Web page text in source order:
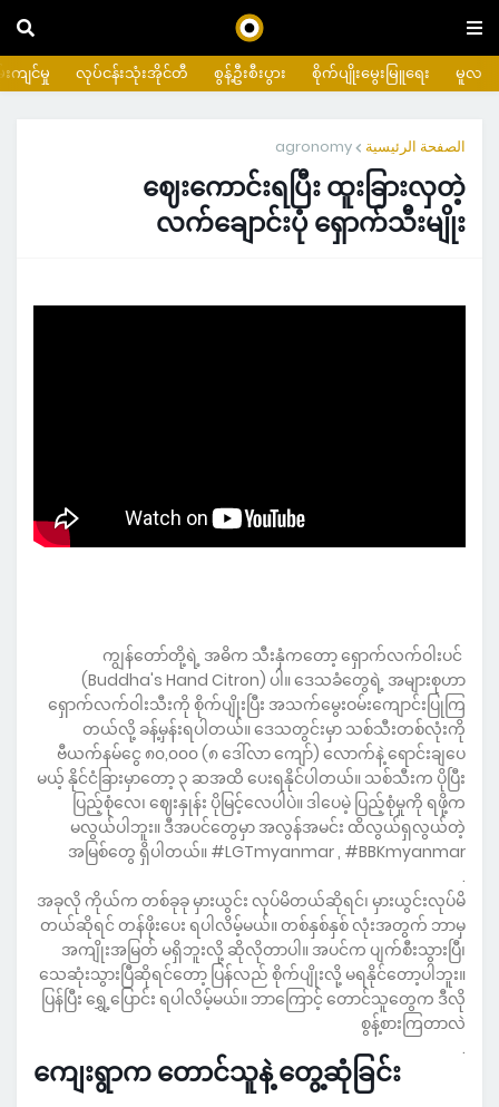
မူလ
စိုက်ပျိုးမွေးမြူရေး
စွန့်ဦးစီးပွား
လုပ်ငန်းသုံးအိုင်တီ
ကျင်မှု
الصفحة الرئيسية agronomy
ဈေးကောင်းရပြီး ထူးခြားလှတဲ့
လက်ချောင်းပုံ ရှောက်သီးမျိုး
ကျွန်တော်တို့ရဲ့ အဓိက သီးနှံကတော့ ရှောက်လက်ဝါးပင်
(Buddha's Hand Citron) ပါ။ ဒေသခံတွေရဲ့ အများစုဟာ
ရှောက်လက်ဝါးသီးကို စိုက်ပျိုးပြီး အသက်မွေးဝမ်းကျောင်းပြုကြ
တယ်လို့ ခန့်မှန်းရပါတယ်။ ဒေသတွင်းမှာ သစ်သီးတစ်လုံးကို
ဗီယက်နမ်ငွေ ၈၀,၀၀၀ (၈ ဒေါ်လာ ကျော်) လောက်နဲ့ ရောင်းချပေ
မယ့် နိုင်ငံခြားမှာတော့ ၃ ဆအထိ ပေးရနိုင်ပါတယ်။ သစ်သီးက ပိုပြီး
ပြည့်စုံလေ၊ ဈေးနှုန်း ပိုမြင့်လေပါပဲ။ ဒါပေမဲ့ ပြည့်စုံမှုကို ရဖို့က
မလွယ်ပါဘူး။ ဒီအပင်တွေမှာ အလွန်အမင်း ထိလွယ်ရှလွယ်တဲ့
အမြစ်တွေ ရှိပါတယ်။ #LGTmyanmar , #BBKmyanmar
.
အခုလို ကိုယ်က တစ်ခုခု မှားယွင်း လုပ်မိတယ်ဆိုရင်၊ မှားယွင်းလုပ်မိ
တယ်ဆိုရင် တန်ဖိုးပေး ရပါလိမ့်မယ်။ တစ်နှစ်နှစ် လုံးအတွက် ဘာမှ
အကျိုးအမြတ် မရှိဘူးလို့ ဆိုလိုတာပါ။ အပင်က ပျက်စီးသွားပြီ၊
သေဆုံးသွားပြီဆိုရင်တော့ ပြန်လည် စိုက်ပျိုးလို့ မရနိုင်တော့ပါဘူး။
ပြန်ပြီး ရွှေ့ပြောင်း ရပါလိမ့်မယ်။ ဘာကြောင့် တောင်သူတွေက ဒီလို
စွန့်စားကြတာလဲ
.
တောင်သူနဲ့ တွေ့ဆုံခြင်း